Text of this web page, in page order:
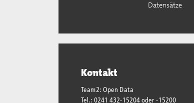
Datensätze
Kontakt
Team2: Open Data
Tel.: 0241 432-15204 oder -15200